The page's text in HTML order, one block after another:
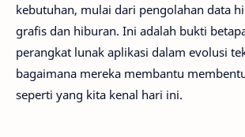
kebutuhan, mulai dari pengolahan data
grafis dan hiburan. Ini adalah bukti
perangkat lunak aplikasi dalam evolusi
bagaimana mereka membantu
seperti yang kita kenal hari ini.